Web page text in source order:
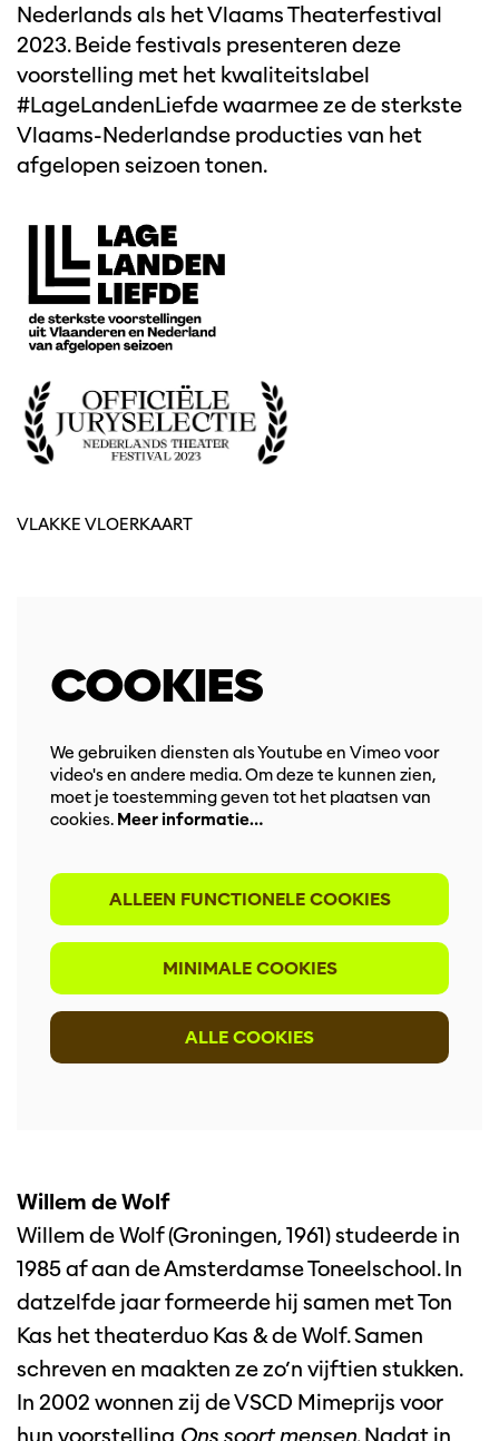
Nederlands als het Vlaams Theaterfestival
2023. Beide festivals presenteren deze
voorstelling met het kwaliteitslabel
#LageLandenLiefde waarmee ze de sterkste
Vlaams-Nederlandse producties van het
afgelopen seizoen tonen.
VLAKKE VLOERKAART
COOKIES
We gebruiken diensten als Youtube en Vimeo voor
video's en andere media. Om deze te kunnen zien,
moet je toestemming geven tot het plaatsen van
cookies. Meer informatie…
ALLEEN FUNCTIONELE COOKIES
MINIMALE COOKIES
ALLE COOKIES
Willem de Wolf
Willem de Wolf (Groningen, 1961) studeerde in
1985 af aan de Amsterdamse Toneelschool. In
datzelfde jaar formeerde hij samen met Ton
Kas het theaterduo Kas & de Wolf. Samen
schreven en maakten ze zo’n vijftien stukken.
In 2002 wonnen zij de VSCD Mimeprijs voor